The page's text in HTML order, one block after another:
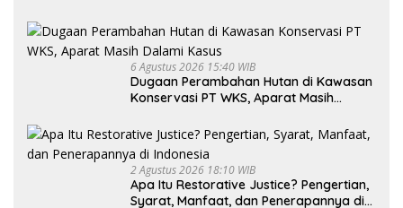
6 Agustus 2026 15:40 WIB
Dugaan Perambahan Hutan di Kawasan
Konservasi PT WKS, Aparat Masih
2 Agustus 2026 18:10 WIB
Apa Itu Restorative Justice? Pengertian,
Syarat, Manfaat, dan Penerapannya di